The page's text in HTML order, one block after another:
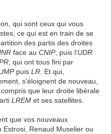
qui sont ceux qui vous
ce qui est en train de se
des partis des droites
face au CNIP, puis l'UDR
, qui ont tous fini par
puis LR . Et qui,
s'éloignent de nouveau,
que leur droite libérale
LREM et ses satellites.
que vos nouveaux
Renaud Muselier ou